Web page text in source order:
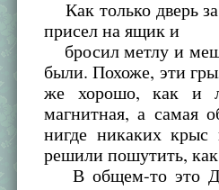
Как только дверь
присел на ящик и
бросил метлу и
были. Похоже, эти
же хорошо, как и
магнитная, а самая
нигде никаких
решили пошутить,
В общем-то это